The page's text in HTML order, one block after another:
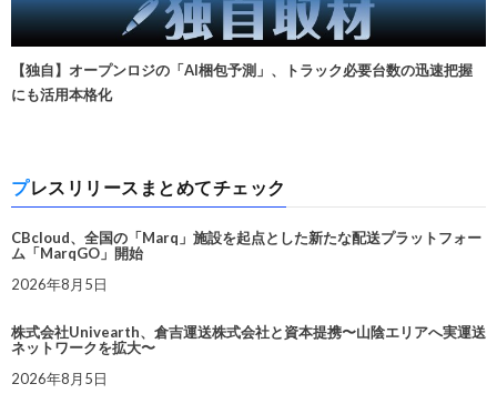
【独自】オープンロジの「AI梱包予測」、トラック必要台数の迅速把握
にも活用本格化
プレスリリースまとめてチェック
CBcloud、全国の「Marq」施設を起点とした新たな配送プラットフォー
ム「MarqGO」開始
2026年8月5日
株式会社Univearth、倉吉運送株式会社と資本提携〜山陰エリアへ実運送
ネットワークを拡大〜
2026年8月5日